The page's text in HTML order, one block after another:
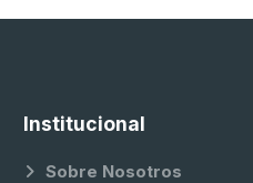
Institucional
Sobre Nosotros